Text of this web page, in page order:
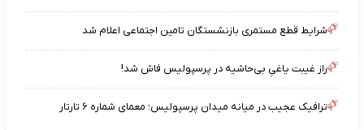
شرایط قطع مستمری بازنشستگان تامین اجتماعی اعلام شد
راز غیبت یاغیِ بی‌حاشیه در پرسپولیس فاش شد!
ترافیک عجیب در میانه میدان پرسپولیس؛ معمای شماره ۶ تارتار